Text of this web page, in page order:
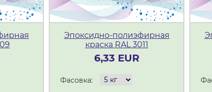
Эпоксидно-полиэфирная
краска RAL 3011
6,33 EUR
Фасовка: